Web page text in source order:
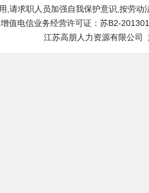
,请求职人员加强自我保护意识,按劳
值电信业务经营许可证：苏B2-
江苏高朋人力资源有限公司